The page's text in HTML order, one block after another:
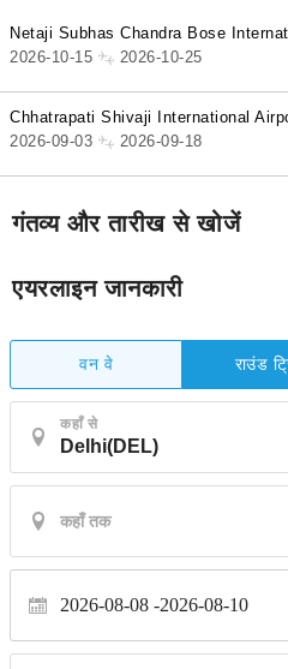
Netaji Subhas Chandra Bose
2026-10-15 2026-10-25
Chhatrapati Shivaji International
2026-09-03 2026-09-18
गंतव्य और तारीख से खोजें
एयरलाइन जानकारी
वन वे राउंड
कहाँ से
2026-08-08 2026-08-10